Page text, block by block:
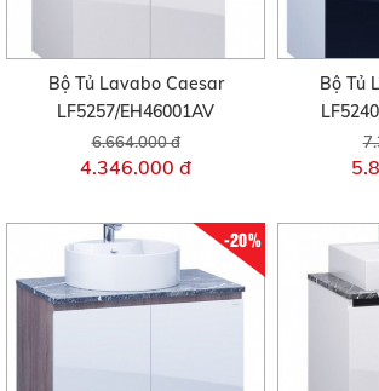
Bộ Tủ Lavabo Caesar
LF5257/EH46001AV
6.664.000 đ
4.346.000 đ
Bộ Tủ
-20%